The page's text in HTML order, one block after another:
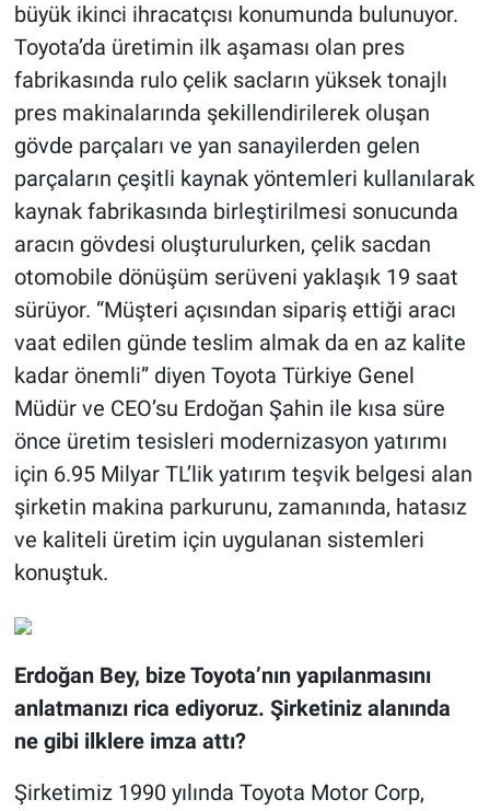
büyük ikinci ihracatçısı konumunda bulunuyor.
Toyota’da üretimin ilk aşaması olan pres
fabrikasında rulo çelik sacların yüksek tonajlı
pres makinalarında şekillendirilerek oluşan
gövde parçaları ve yan sanayilerden gelen
parçaların çeşitli kaynak yöntemleri kullanılarak
kaynak fabrikasında birleştirilmesi sonucunda
aracın gövdesi oluşturulurken, çelik sacdan
otomobile dönüşüm serüveni yaklaşık 19 saat
sürüyor. “Müşteri açısından sipariş ettiği aracı
vaat edilen günde teslim almak da en az kalite
kadar önemli” diyen Toyota Türkiye Genel
Müdür ve CEO’su Erdoğan Şahin ile kısa süre
önce üretim tesisleri modernizasyon yatırımı
için 6.95 Milyar TL’lik yatırım teşvik belgesi alan
şirketin makina parkurunu, zamanında, hatasız
ve kaliteli üretim için uygulanan sistemleri
konuştuk.
Erdoğan Bey, bize Toyota’nın yapılanmasını
anlatmanızı rica ediyoruz. Şirketiniz alanında
ne gibi ilklere imza attı?
Şirketimiz 1990 yılında Toyota Motor Corp,